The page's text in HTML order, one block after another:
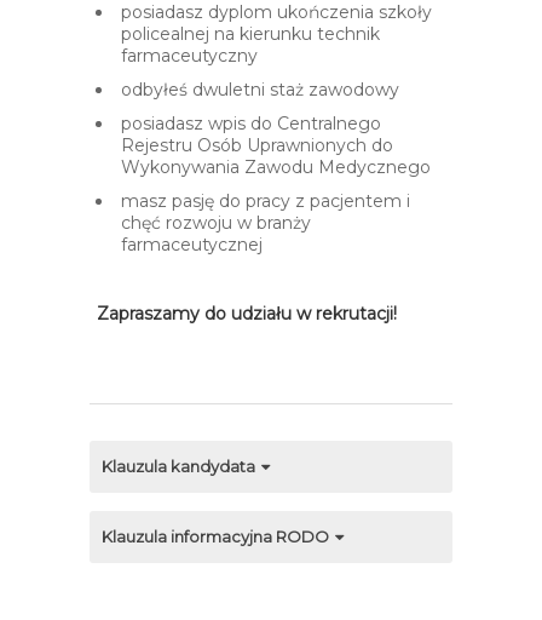
posiadasz dyplom ukończenia szkoły
policealnej na kierunku technik
farmaceutyczny
odbyłeś dwuletni staż zawodowy
posiadasz wpis do Centralnego
Rejestru Osób Uprawnionych do
Wykonywania Zawodu Medycznego
masz pasję do pracy z pacjentem i
chęć rozwoju w branży
farmaceutycznej
Zapraszamy do udziału w rekrutacji!
Klauzula kandydata
Klauzula informacyjna RODO